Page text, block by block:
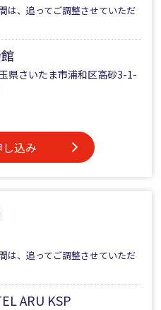
は、追ってご調整させていただ
県さいたま市浦和区高砂3-1-
込み
は、追ってご調整させていただ
ARU KSP